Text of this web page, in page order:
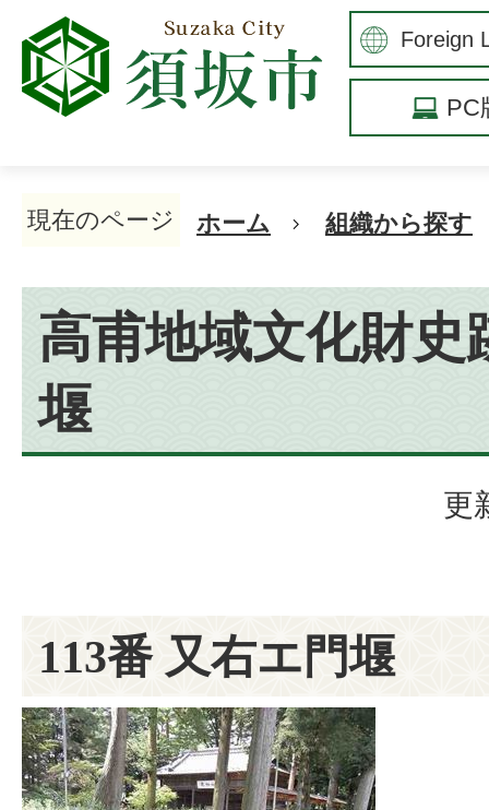
PC
現在のページ ホーム 組織から探す
高甫地域文化財史
堰
更
113番 又右エ門堰